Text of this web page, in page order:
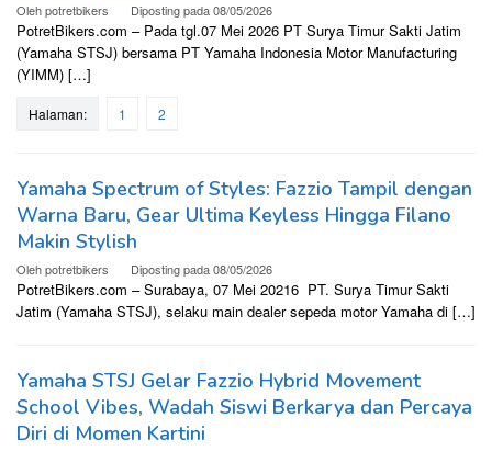
Olehpotretbikers Diposting pada08/05/2026
PotretBikers.com – Pada tgl.07 Mei 2026 PT Surya Timur Sakti Jatim
(Yamaha STSJ) bersama PT Yamaha Indonesia Motor Manufacturing
(YIMM) […]
Halaman: 1 2
Yamaha Spectrum of Styles: Fazzio Tampil dengan
Warna Baru, Gear Ultima Keyless Hingga Filano
Makin Stylish
Olehpotretbikers Diposting pada08/05/2026
PotretBikers.com – Surabaya, 07 Mei 20216 PT. Surya Timur Sakti
Jatim (Yamaha STSJ), selaku main dealer sepeda motor Yamaha di […]
Yamaha STSJ Gelar Fazzio Hybrid Movement
School Vibes, Wadah Siswi Berkarya dan Percaya
Diri di Momen Kartini